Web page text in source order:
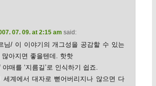
07. 09. at 2:15 am said:
님/ 이 이야기의 개그성을 공감할 수 있는
아지면 좋을텐데. 핫핫
매를 ‘지름길’로 인식하기 쉽죠.
세계에서 대자로 뻗어버리지나 않으면 다